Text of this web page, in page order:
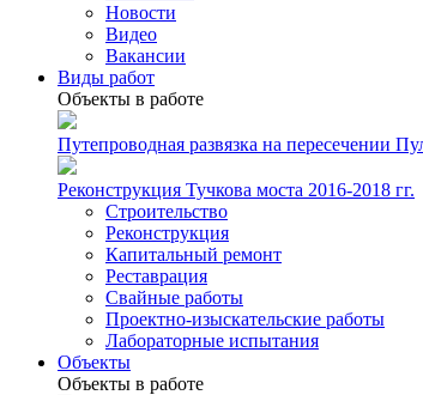
Новости
Видео
Вакансии
Виды работ
Объекты в работе
Путепроводная развязка на пересечении
Реконструкция Тучкова моста 2016-2018 гг.
Строительство
Реконструкция
Капитальный ремонт
Реставрация
Свайные работы
Проектно-изыскательские работы
Лабораторные испытания
Объекты
Объекты в работе